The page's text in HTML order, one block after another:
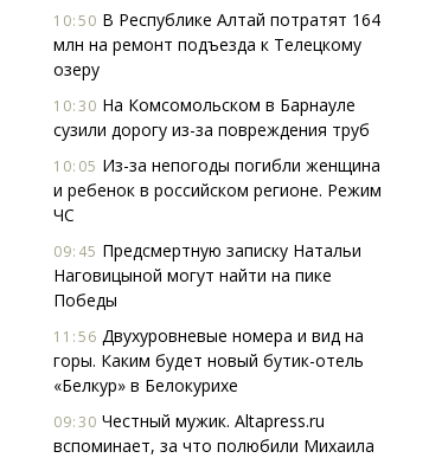
10:50 В Республике Алтай потратят 164
млн на ремонт подъезда к Телецкому
озеру
10:30 На Комсомольском в Барнауле
сузили дорогу из-за повреждения труб
10:05 Из-за непогоды погибли женщина
и ребенок в российском регионе. Режим
ЧС
09:45 Предсмертную записку Натальи
Наговицыной могут найти на пике
Победы
11:56 Двухуровневые номера и вид на
горы. Каким будет новый бутик-отель
«Белкур» в Белокурихе
09:30 Честный мужик. Altapress.ru
вспоминает, за что полюбили Михаила